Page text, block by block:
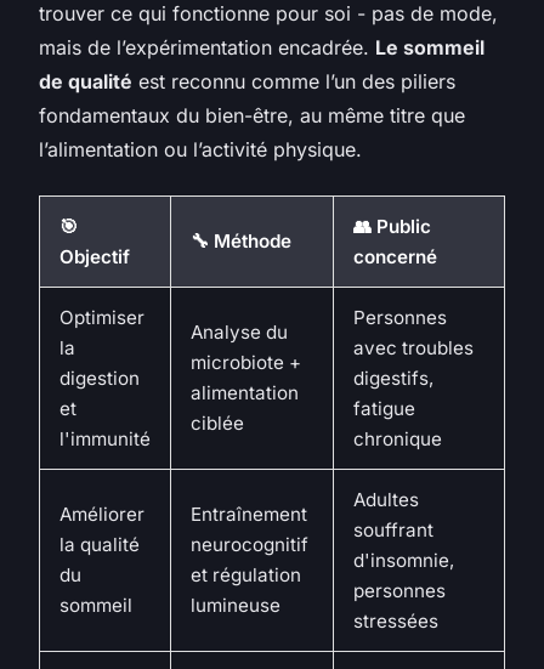
trouver ce qui fonctionne pour soi - pas de mode,
mais de l’expérimentation encadrée. Le sommeil
de qualité est reconnu comme l’un des piliers
fondamentaux du bien-être, au même titre que
l’alimentation ou l’activité physique.
🎯
Objectif
🔧 Méthode
👥 Public
concerné
Optimiser
la
digestion
et
l'immunité
Analyse du
microbiote +
alimentation
ciblée
Personnes
avec troubles
digestifs,
fatigue
chronique
Améliorer
la qualité
du
sommeil
Entraînement
neurocognitif
et régulation
lumineuse
Adultes
souffrant
d'insomnie,
personnes
stressées